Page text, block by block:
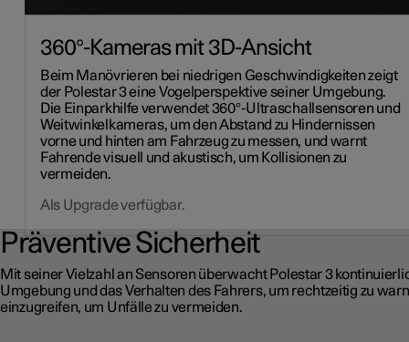
360°-Kameras mit 3D-Ansicht
Beim Manövrieren bei niedrigen Geschwindigkeiten zeigt
der Polestar 3 eine Vogelperspektive seiner Umgebung.
Die Einparkhilfe verwendet 360°-Ultraschallsensoren und
Weitwinkelkameras, um den Abstand zu Hindernissen
vorne und hinten am Fahrzeug zu messen, und warnt
Fahrende visuell und akustisch, um Kollisionen zu
vermeiden.
Als Upgrade verfügbar.
Präventive Sicherheit
Mit seiner Vielzahl an Sensoren überwacht Polestar 3
Umgebung und das Verhalten des Fahrers, um rechtzeitig zu
einzugreifen, um Unfälle zu vermeiden.